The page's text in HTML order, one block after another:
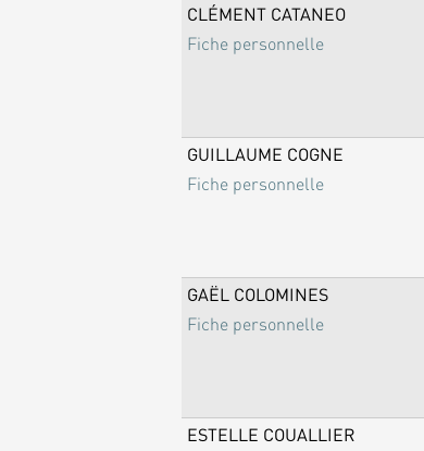
CLÉMENT CATANEO
Fiche personnelle
GUILLAUME COGNE
Fiche personnelle
GAËL COLOMINES
Fiche personnelle
ESTELLE COUALLIER